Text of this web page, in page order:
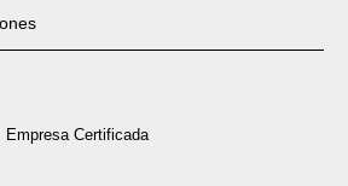
Empresa Certificada